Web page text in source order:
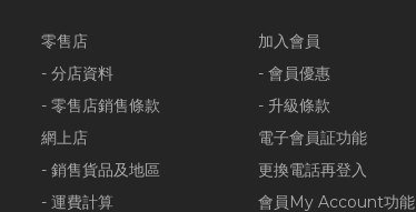
零售店
- 分店資料
- 零售店銷售條款
網上店
- 銷售貨品及地區
- 運費計算
加入會員
- 會員優惠
- 升級條款
電子會員証功能
更換電話再登入
會員My Account功能